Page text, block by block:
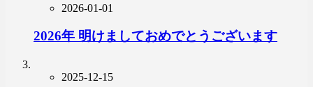
2026-01-01
2026年 明けましておめでとうございます
2025-12-15